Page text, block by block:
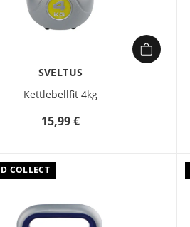
SVELTUS
Kettlebellfit 4kg
15,99 €
COLLECT